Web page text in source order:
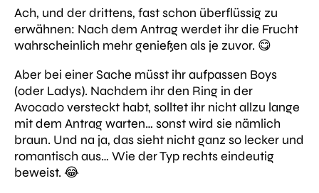
Ach, und der drittens, fast schon überflüssig zu
erwähnen: Nach dem Antrag werdet ihr die Frucht
wahrscheinlich mehr genießen als je zuvor. 😋
Aber bei einer Sache müsst ihr aufpassen Boys
(oder Ladys). Nachdem ihr den Ring in der
Avocado versteckt habt, solltet ihr nicht allzu lange
mit dem Antrag warten… sonst wird sie nämlich
braun. Und na ja, das sieht nicht ganz so lecker und
romantisch aus… Wie der Typ rechts eindeutig
beweist. 😂